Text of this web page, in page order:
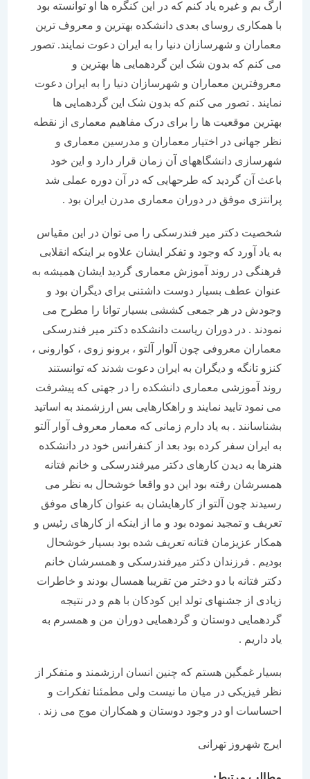
ارگ بم و غیره یاد کنم که در این کنگره ها او توانسته بود
با همکاری روسای بعدی دانشکده بهترین و معروف ترین
معماران و شهرسازان دنیا را به ایران دعوت نمایند. تصور
می کنم که بدون شک این گردهمایی ها بهترین و
معروفترین معماران و شهرسازان دنیا را به ایران دعوت
نمایند . تصور می کنم که بدون شک این گردهمایی ها
بهترین موقعیت ها را برای درک مفاهیم معماری از نقطه
نظر جهانی در اختیار معماران و مدرسین معماری و
شهرسازی دانشگاههای آن زمان قرار دارد و این خود
باعث آن گردید که طرحهایی که در آن دوره عملی شد
پرانتزی موفق در دوران معماری مدرن ایران بود .
شخصیت دکتر میر فندرسکی را می توان در این مقیاس
به یاد آورد که وجود و تفکر ایشان علاوه بر اینکه انقلابی
فرهنگی در روند آموزش معماری گردید ایشان همیشه به
عنوان عطف بسیار دوست داشتنی برای دیگران بود و
وجودش در هر جمعی کششی بسیار توانا را مطرح می
نمودند . در دوران ریاست دانشکده دکتر میر فندرسکی
معماران معروفی چون آلوار آلتو ، برونو زوی ، کوارونی ،
کنزو تانگه و دیگران به ایران دعوت شدند که توانستند
روند آموزشی معماری دانشکده را در جهتی که پیشرفت
می نمود تایید نمایند و راهکارهایی بس ارزشمند به اساتید
بشناسانند . به یاد دارم زمانی که معمار معروف آوار آلتو
به ایران سفر کرده بود بعد از کنفرانس خود در دانشکده
هنرها به دیدن کارهای دکتر میرفندرسکی و خانم فتانه
همسرشان رفته بود این دو واقعا خوشحال به نظر می
رسیدند چون آلتو از کارهایشان به عنوان کارهای موفق
تعریف و تمجید نموده بود و ما از اینکه از کارهای رئیس و
همکار عزیزمان فتانه تعریف شده بود بسیار خوشحال
بودیم . فرزندان دکتر میرفندرسکی و همسرشان خانم
دکتر فتانه با دو دختر من تقریبا همسال بودند و خاطرات
زیادی از جشنهای تولد این کودکان با هم و در نتیجه
گردهمایی دوستان و گردهمایی دوران من و همسرم به
یاد داریم .
بسیار غمگین هستم که چنین انسان ارزشمند و متفکر از
نظر فیزیکی در میان ما نیست ولی مطمئنا تفکرات و
احساسات او در وجود دوستان و همکاران موج می زند .
ایرج شهروز تهرانی